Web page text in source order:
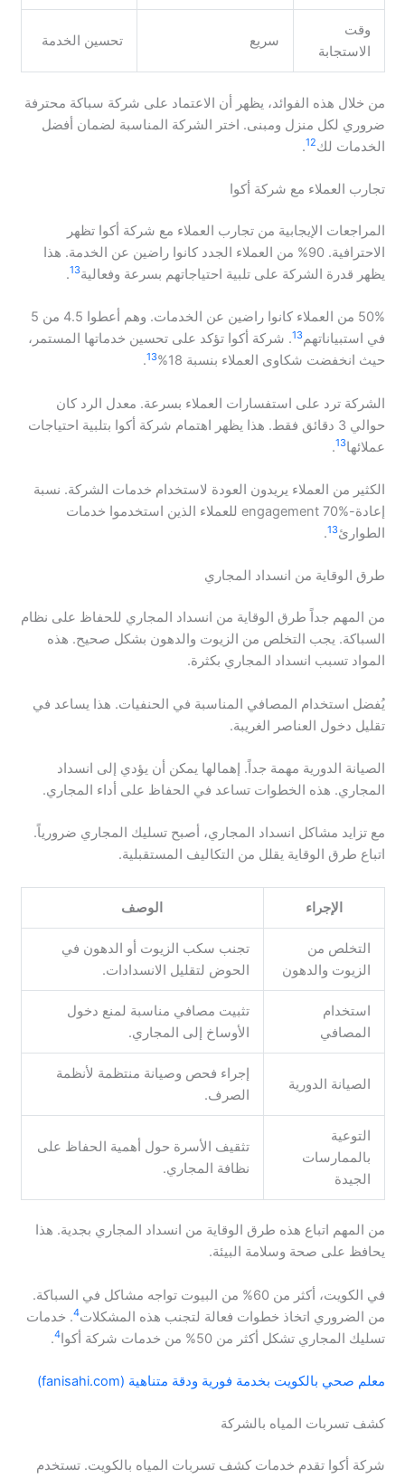
وقت
الاستجابة
سريع تحسين الخدمة
من خلال هذه الفوائد، يظهر أن الاعتماد على شركة سباكة محترفة
ضروري لكل منزل ومبنى. اختر الشركة المناسبة لضمان أفضل
الخدمات لك12
.
تجارب العملاء مع شركة أكوا
المراجعات الإيجابية من تجارب العملاء مع شركة أكوا تظهر
الاحترافية. 90% من العملاء الجدد كانوا راضين عن الخدمة. هذا
يظهر قدرة الشركة على تلبية احتياجاتهم بسرعة وفعالية13
.
50% من العملاء كانوا راضين عن الخدمات. وهم أعطوا 4.5 من 5
في استبياناتهم13. شركة أكوا تؤكد على تحسين خدماتها المستمر،
حيث انخفضت شكاوى العملاء بنسبة 18%
13
.
الشركة ترد على استفسارات العملاء بسرعة. معدل الرد كان
حوالي 3 دقائق فقط. هذا يظهر اهتمام شركة أكوا بتلبية احتياجات
عملائها13
.
الكثير من العملاء يريدون العودة لاستخدام خدمات الشركة. نسبة
إعادة-engagement 70% للعملاء الذين استخدموا خدمات
الطوارئ13
.
طرق الوقاية من انسداد المجاري
من المهم جداً طرق الوقاية من انسداد المجاري للحفاظ على نظام
السباكة. يجب التخلص من الزيوت والدهون بشكل صحيح. هذه
المواد تسبب انسداد المجاري بكثرة.
يُفضل استخدام المصافي المناسبة في الحنفيات. هذا يساعد في
تقليل دخول العناصر الغريبة.
الصيانة الدورية مهمة جداً. إهمالها يمكن أن يؤدي إلى انسداد
المجاري. هذه الخطوات تساعد في الحفاظ على أداء المجاري.
مع تزايد مشاكل انسداد المجاري، أصبح تسليك المجاري ضرورياً.
اتباع طرق الوقاية يقلل من التكاليف المستقبلية.
الإجراء الوصف
التخلص من
الزيوت والدهون
تجنب سكب الزيوت أو الدهون في
الحوض لتقليل الانسدادات.
استخدام
المصافي
تثبيت مصافي مناسبة لمنع دخول
الأوساخ إلى المجاري.
الصيانة الدورية
إجراء فحص وصيانة منتظمة لأنظمة
الصرف.
التوعية
بالممارسات
الجيدة
تثقيف الأسرة حول أهمية الحفاظ على
نظافة المجاري.
من المهم اتباع هذه طرق الوقاية من انسداد المجاري بجدية. هذا
يحافظ على صحة وسلامة البيئة.
في الكويت، أكثر من 60% من البيوت تواجه مشاكل في السباكة.
من الضروري اتخاذ خطوات فعالة لتجنب هذه المشكلات4. خدمات
تسليك المجاري تشكل أكثر من 50% من خدمات شركة أكوا
4
.
معلم صحي بالكويت بخدمة فورية ودقة متناهية (fanisahi.com)
كشف تسربات المياه بالشركة
شركة أكوا تقدم خدمات كشف تسربات المياه بالكويت. تستخدم